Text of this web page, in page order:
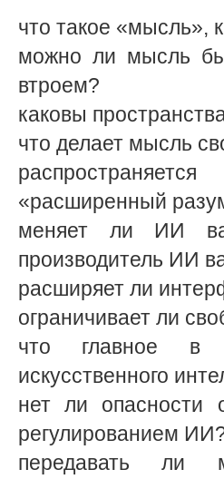
что такое
можно ли мысль
втроем?
каковы
что делает мысль
«расширенный
меняет ли ИИ
производитель ИИ
расширяет ли
ограничивает ли
что главное в
искусственного
нет ли опасности
регулированием
передавать ли